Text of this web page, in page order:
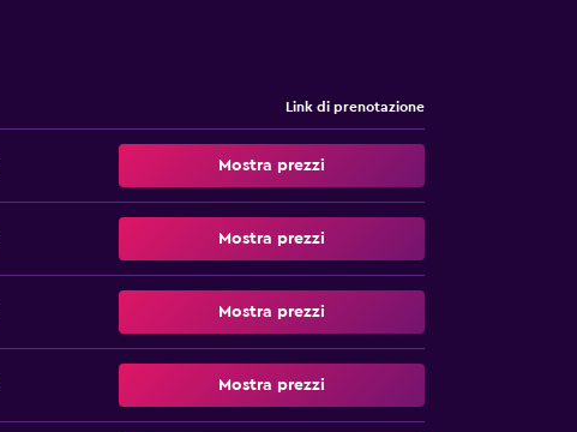
Link di prenotazione
Mostra prezzi
Mostra prezzi
Mostra prezzi
Mostra prezzi